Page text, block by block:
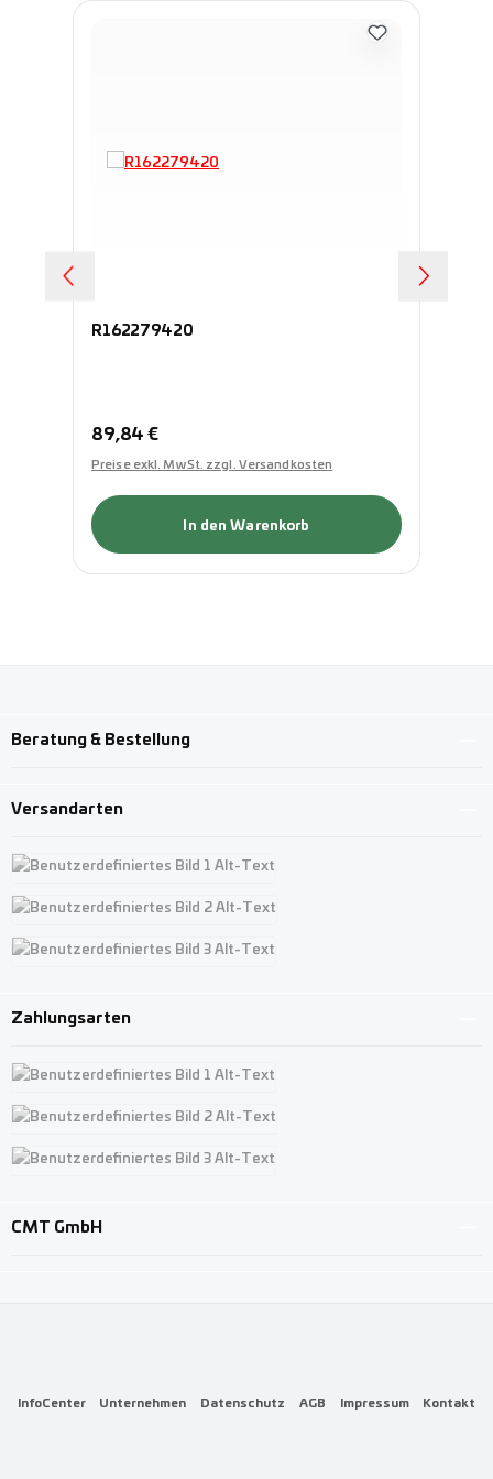
R162279420
Regulärer Preis:
89,84 €
Preise exkl. MwSt. zzgl. Versandkosten
In den Warenkorb
Beratung & Bestellung
Versandarten
Benutzerdefiniertes Bild 1
Benutzerdefiniertes Bild 2
Zahlungsarten
Benutzerdefiniertes Bild 1
Benutzerdefiniertes Bild 2
CMT GmbH
InfoCenter Unternehmen Datenschutz AGB Impressum Kontakt